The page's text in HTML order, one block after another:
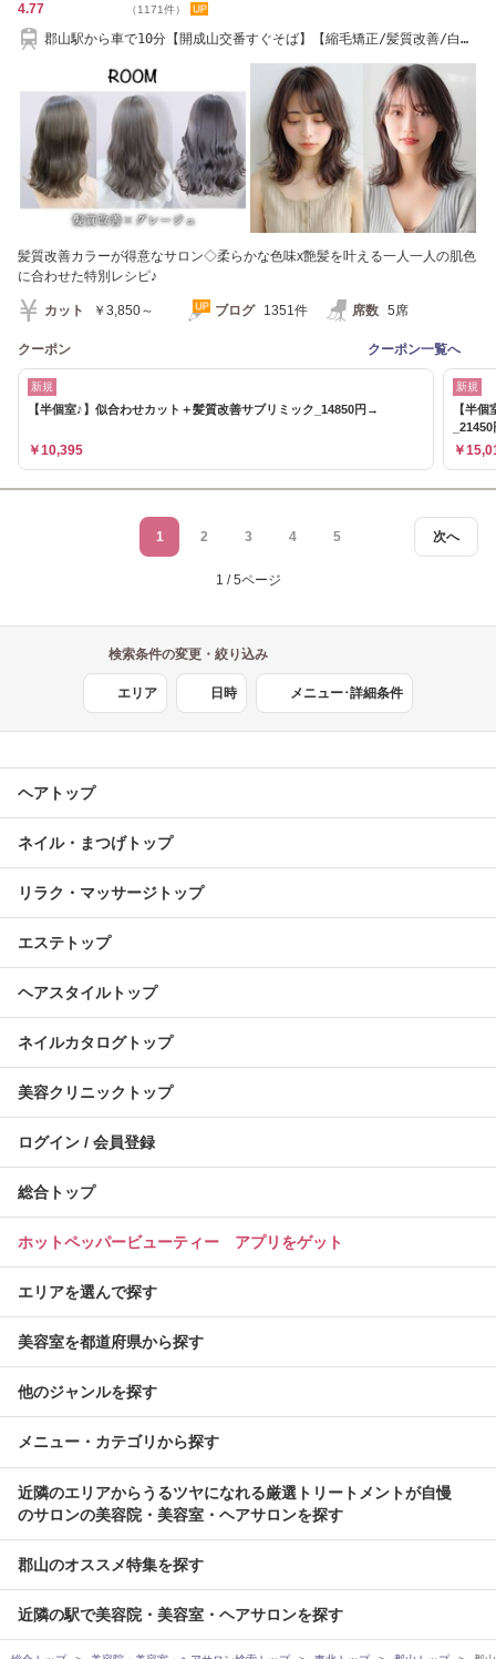
4.77 （1171件）
郡山駅から車で10分【開成山交番すぐそば】【縮毛矯正/髪質改善/白髪
髪質改善カラーが得意なサロン◇柔らかな色味x艶髪を叶える一人一人の肌色
に合わせた特別レシピ♪
カット ￥3,850～ ブログ 1351件 席数 5席
クーポン クーポン一覧へ
新規
【半個室♪】似合わせカット＋髪質改善サブリミック_14850円→
￥10,395
新規
【半
￥
次へ
1 2 3 4 5
1 / 5ページ
検索条件の変更・絞り込み
エリア 日時 メニュー･詳細条件
ヘアトップ
ネイル・まつげトップ
リラク・マッサージトップ
エステトップ
ヘアスタイルトップ
ネイルカタログトップ
美容クリニックトップ
ログイン / 会員登録
総合トップ
ホットペッパービューティー アプリをゲット
エリアを選んで探す
美容室を都道府県から探す
他のジャンルを探す
メニュー・カテゴリから探す
近隣のエリアからうるツヤになれる厳選トリートメントが自慢
のサロンの美容院・美容室・ヘアサロンを探す
郡山のオススメ特集を探す
近隣の駅で美容院・美容室・ヘアサロンを探す